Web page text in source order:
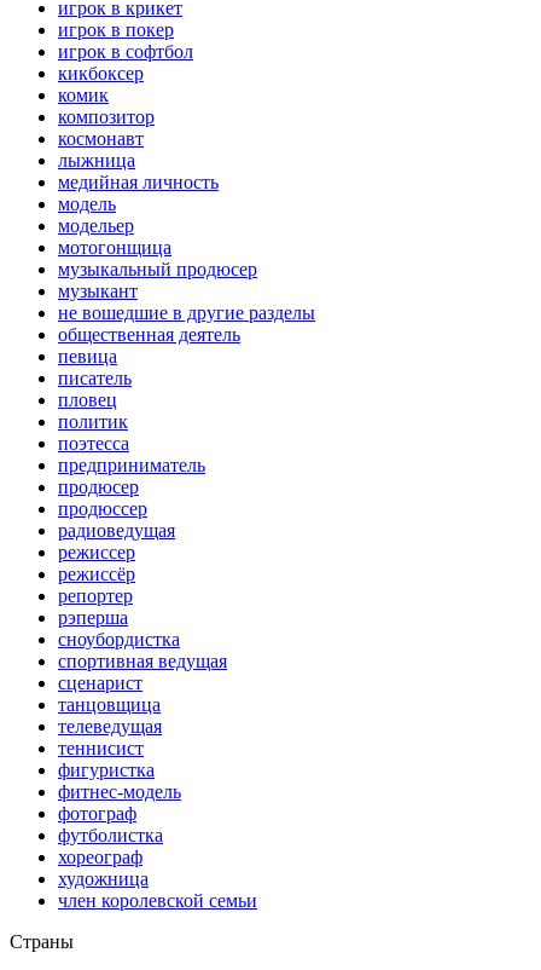
игрок в крикет
игрок в покер
игрок в софтбол
кикбоксер
комик
композитор
космонавт
лыжница
медийная личность
модель
модельер
мотогонщица
музыкальный продюсер
музыкант
не вошедшие в другие разделы
общественная деятель
певица
писатель
пловец
политик
поэтесса
предприниматель
продюсер
продюссер
радиоведущая
режиссер
режиссёр
репортер
рэперша
сноубордистка
спортивная ведущая
сценарист
танцовщица
телеведущая
теннисист
фигуристка
фитнес-модель
фотограф
футболистка
хореограф
художница
член королевской семьи
Страны